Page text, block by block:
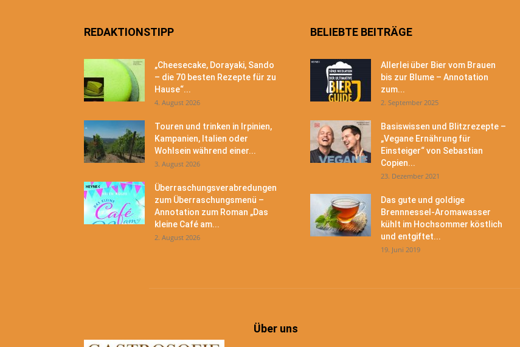
REDAKTIONSTIPP
„Cheesecake, Dorayaki, Sando
– die 70 besten Rezepte für zu
Hause“...
4. August 2026
Touren und trinken in Irpinien,
Kampanien, Italien oder
Wohlsein während einer...
3. August 2026
Überraschungsverabredungen
zum Überraschungsmenü –
Annotation zum Roman „Das
kleine Café am...
2. August 2026
BELIEBTE BEITRÄGE
Allerlei über Bier vom Brauen
bis zur Blume – Annotation
zum...
2. September 2025
Basiswissen und Blitzrezepte –
„Vegane Ernährung für
Einsteiger“ von Sebastian
Copien...
23. Dezember 2021
Das gute und goldige
Brennnessel-Aromawasser
kühlt im Hochsommer köstlich
und entgiftet...
19. Juni 2019
Über uns